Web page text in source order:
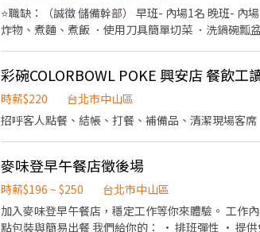
⭐️職缺：（誠徵 儲備幹部） 早班- 內場1名 晚班- 內場1名、外場1名 整天班 *️⃣工作內容：
炸物、煮麵、煮飯 ．使用刀具簡單切菜 ．洗鍋碗瓢
不是問題💰 ✅每月排班 ✅提供制服、帽子 ✅有勞、健保 🔷福利 ．上班有供餐 ．不定期獎金 ．不定期員工聚餐 #短期勿
配合 #早班兼職 #晚班兼職
彩碗COLORBOWL POKE 興安店 餐飲工
時薪$220
台北市中山區
招呼客人點餐、結帳、打餐、補備品、清潔現場客席
麥味登早午餐店徵後場
時薪$196 ~ $250
台北市中山區
加入麥味登早午餐店，穩定工作等你來體驗。 工作內容： • 協助準備與烹調早午餐食品 • 保持後場衛生及整理器具 • 負責餐